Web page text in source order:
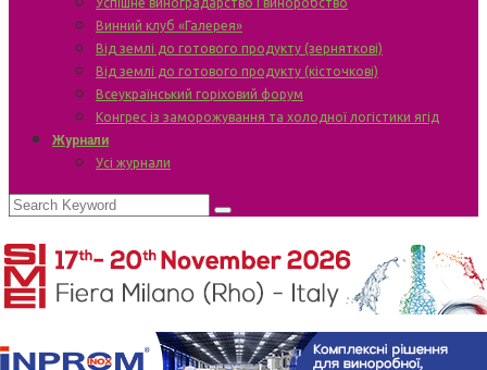
Винний клуб «Галерея»
Від землі до готового продукту (зерняткові)
Від землі до готового продукту (кісточкові)
Всеукраїнський горіховий форум
Конгрес із заморожування та холодної логістики ягід
Журнали
Усі журнали